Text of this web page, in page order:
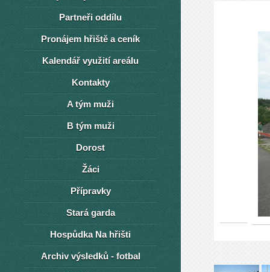
Partneři oddílu
Pronájem hřiště a ceník
Kalendář využití areálu
Kontakty
A tým muži
B tým muži
Dorost
Žáci
Přípravky
Stará garda
Hospůdka Na hřišti
Archiv výsledků - fotbal